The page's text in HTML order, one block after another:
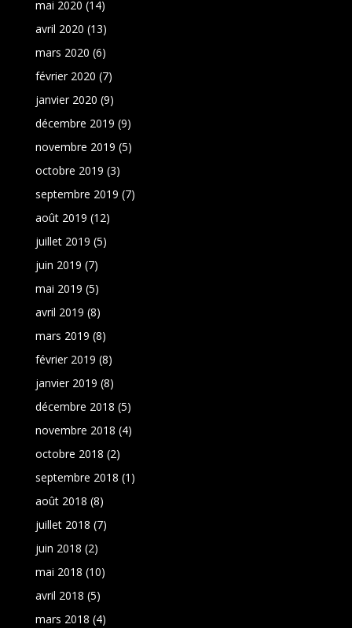
mai 2020 (14)
avril 2020 (13)
mars 2020 (6)
février 2020 (7)
janvier 2020 (9)
décembre 2019 (9)
novembre 2019 (5)
octobre 2019 (3)
septembre 2019 (7)
août 2019 (12)
juillet 2019 (5)
juin 2019 (7)
mai 2019 (5)
avril 2019 (8)
mars 2019 (8)
février 2019 (8)
janvier 2019 (8)
décembre 2018 (5)
novembre 2018 (4)
octobre 2018 (2)
septembre 2018 (1)
août 2018 (8)
juillet 2018 (7)
juin 2018 (2)
mai 2018 (10)
avril 2018 (5)
mars 2018 (4)